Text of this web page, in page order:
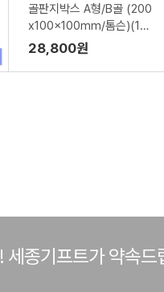
골판지박스 A형/B골 (200
x100x100mm/톰슨)(1박
스/260장)
28,800원
세종기프트가 약속드